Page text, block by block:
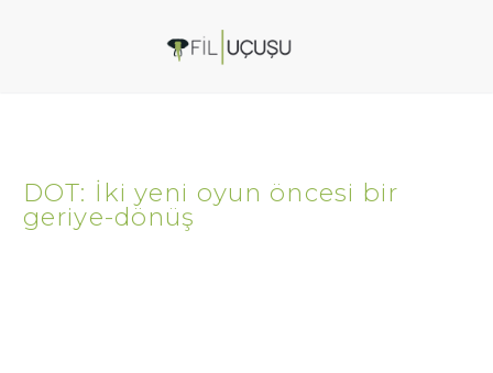
DOT: İki yeni oyun öncesi bir
geriye-dönüş